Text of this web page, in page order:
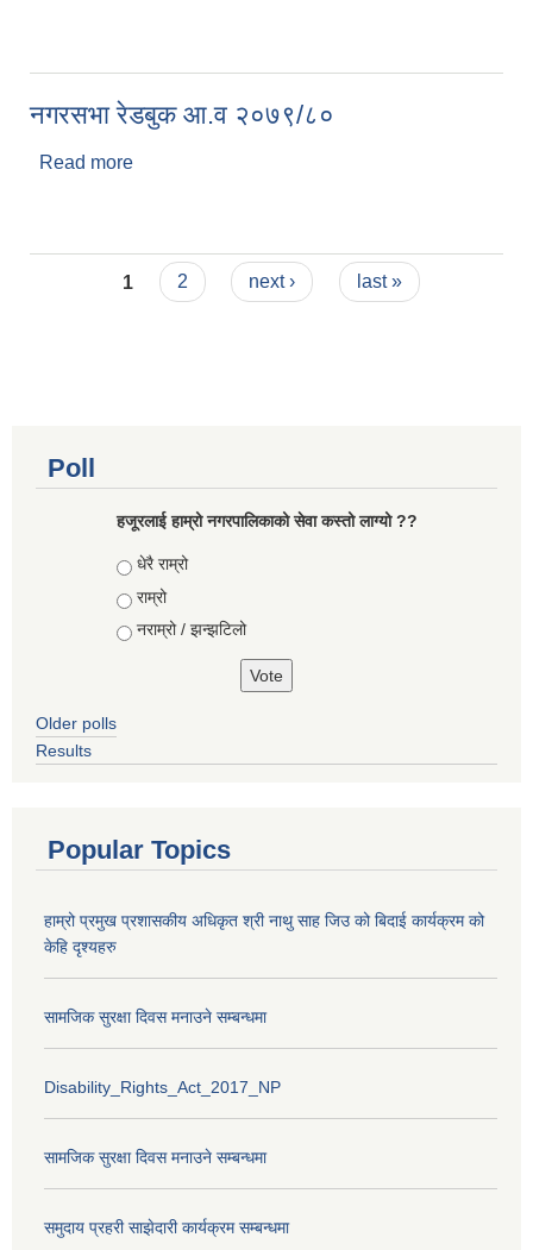
नगरसभा रेडबुक आ.व २०७९/८०
Read more
Pages
1 2 next › last »
Poll
हजूरलाई हाम्रो नगरपालिकाको सेवा कस्तो लाग्यो ??
Choices
धेरै राम्रो
राम्रो
नराम्रो / झन्झटिलो
Older polls
Results
Popular Topics
हाम्रो प्रमुख प्रशासकीय अधिकृत श्री नाथु साह जिउ को बिदाई कार्यक्रम को
केहि दृश्यहरु
सामजिक सुरक्षा दिवस मनाउने सम्बन्धमा
Disability_Rights_Act_2017_NP
सामजिक सुरक्षा दिवस मनाउने सम्बन्धमा
समुदाय प्रहरी साझेदारी कार्यक्रम सम्बन्धमा